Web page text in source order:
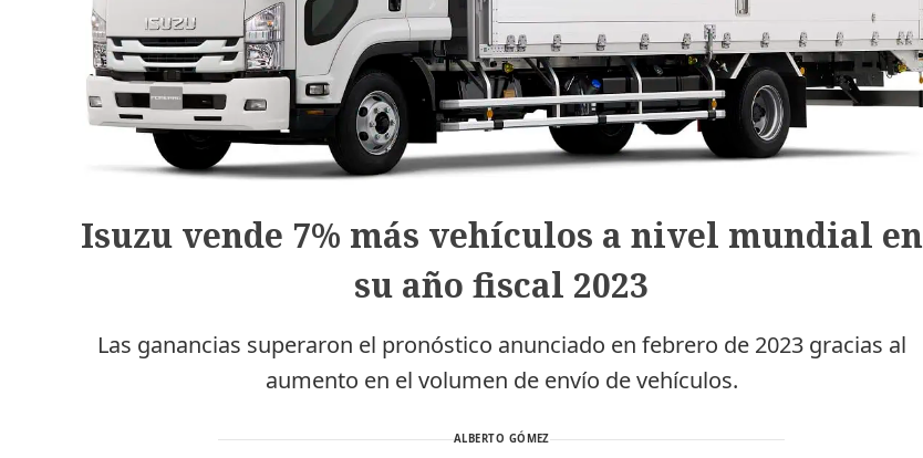
Isuzu vende 7% más vehículos a nivel mundial en
su año fiscal 2023
Las ganancias superaron el pronóstico anunciado en febrero de 2023 gracias al
aumento en el volumen de envío de vehículos.
ALBERTO GÓMEZ